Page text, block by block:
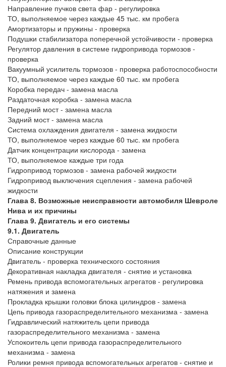
Направление пучков света фар - регулировка
ТО, выполняемое через каждые 45 тыс. км пробега
Амортизаторы и пружины - проверка
Подушки стабилизатора поперечной устойчивости - проверка
Регулятор давления в системе гидропривода тормозов -
проверка
Вакуумный усилитель тормозов - проверка работоспособности
ТО, выполняемое через каждые 60 тыс. км пробега
Коробка передач - замена масла
Раздаточная коробка - замена масла
Передний мост - замена масла
Задний мост - замена масла
Система охлаждения двигателя - замена жидкости
ТО, выполняемое через каждые 60 тыс. км пробега
Датчик концентрации кислорода - замена
ТО, выполняемое каждые три года
Гидропривод тормозов - замена рабочей жидкости
Гидропривод выключения сцепления - замена рабочей
жидкости
Глава 8. Возможные неисправности автомобиля Шевроле
Нива и их причины
Глава 9. Двигатель и его системы
9.1. Двигатель
Справочные данные
Описание конструкции
Двигатель - проверка технического состояния
Декоративная накладка двигателя - снятие и установка
Ремень привода вспомогательных агрегатов - регулировка
натяжения и замена
Прокладка крышки головки блока цилиндров - замена
Цепь привода газораспределительного механизма - замена
Гидравлический натяжитель цепи привода
газораспределительного механизма - замена
Успокоитель цепи привода газораспределительного
механизма - замена
Ролики ремня привода вспомогательных агрегатов - снятие и